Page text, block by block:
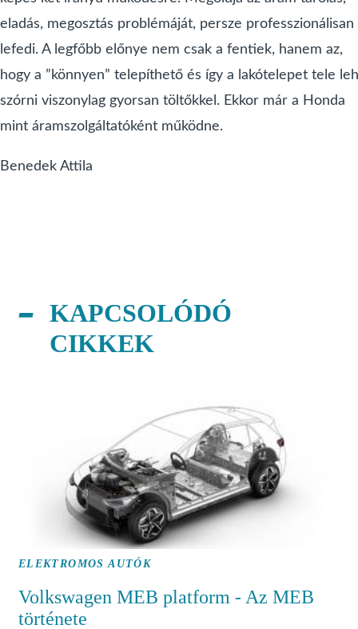
eladás, megosztás problémáját, persze professzionálisan
lefedi. A legfőbb előnye nem csak a fentiek, hanem az,
hogy a ”könnyen” telepíthető és így a lakótelepet tele
szórni viszonylag gyorsan töltőkkel. Ekkor már a Honda
mint áramszolgáltatóként működne.
Benedek Attila
KAPCSOLÓDÓ
CIKKEK
ELEKTROMOS AUTÓK
Volkswagen MEB platform - Az MEB
története